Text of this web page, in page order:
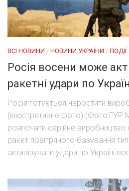
ВСІ НОВИНИ / НОВИНИ УКРАЇНИ / ПОДІЇ
Росія восени може
ракетні удари по
Росія готується наростити
(ілюстративне фото) (Фото:ГУР
розпочати серійне виробництво
ракет повітряного базування
активізувати удари по Україні